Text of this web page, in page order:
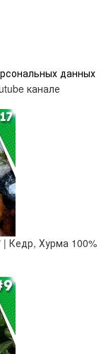
данных
канале
Хурма 100%